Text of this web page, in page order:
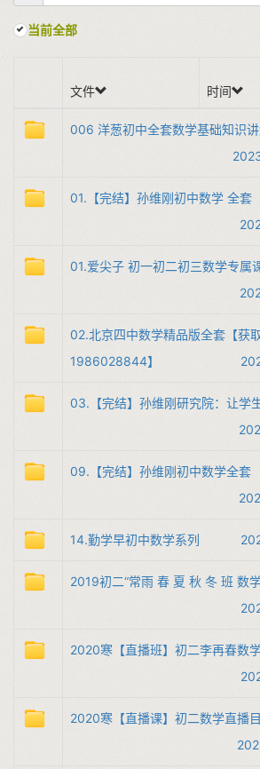
当前全部
文件 时间
006 洋葱初中全套数学基础知识
01.【完结】孙维刚初中数学 全套
01.爱尖子 初一初二初三数学专属
02.北京四中数学精品版全套【获
1986028844】
03.【完结】孙维刚研究院：让学
09.【完结】孙维刚初中数学全套
14.勤学早初中数学系列
2019初二“常雨 春 夏 秋 冬 班 数
2020寒【直播班】初二李再春数
2020寒【直播课】初二数学直播